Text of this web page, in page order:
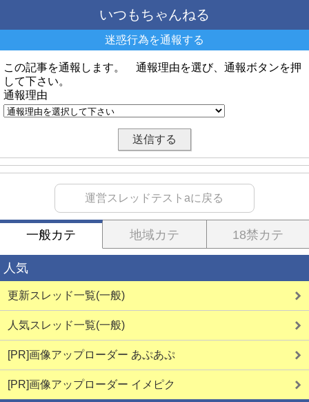
いつもちゃんねる
迷惑行為を通報する
この記事を通報します。 通報理由を選び、通報ボタンを押
して下さい。
通報理由
運営スレッドテストaに戻る
一般カテ 地域カテ 18禁カテ
人気
更新スレッド一覧(一般)
人気スレッド一覧(一般)
[PR]画像アップローダー あぷあぷ
[PR]画像アップローダー イメピク